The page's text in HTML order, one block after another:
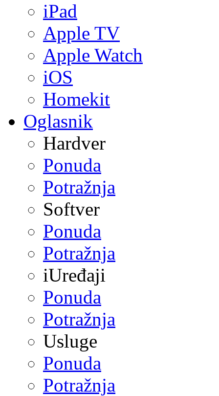
iPad
Apple TV
Apple Watch
iOS
Homekit
Oglasnik
Hardver
Ponuda
Potražnja
Softver
Ponuda
Potražnja
iUređaji
Ponuda
Potražnja
Usluge
Ponuda
Potražnja